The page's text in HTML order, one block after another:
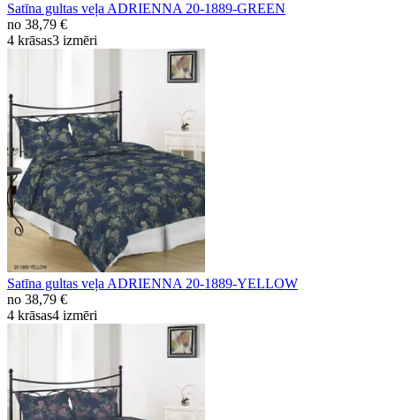
Satīna gultas veļa ADRIENNA 20-1889-GREEN
no 38,79 €
4 krāsas3 izmēri
Satīna gultas veļa ADRIENNA 20-1889-YELLOW
no 38,79 €
4 krāsas4 izmēri